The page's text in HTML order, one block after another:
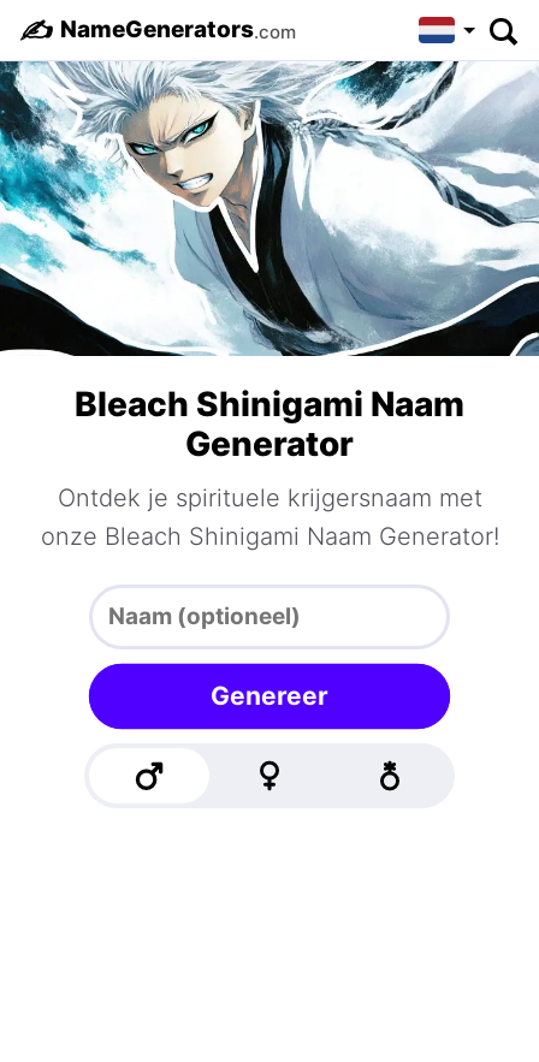
✍️ NameGenerators.com
Bleach Shinigami Naam
Generator
Ontdek je spirituele krijgersnaam met
onze Bleach Shinigami Naam Generator!
Genereer